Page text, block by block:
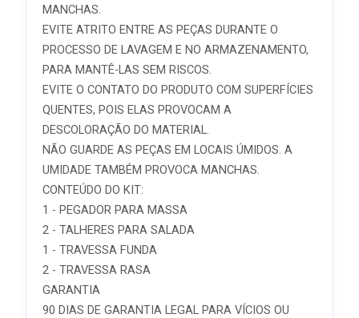
MANCHAS.
EVITE ATRITO ENTRE AS PEÇAS DURANTE O
PROCESSO DE LAVAGEM E NO ARMAZENAMENTO,
PARA MANTÊ-LAS SEM RISCOS.
EVITE O CONTATO DO PRODUTO COM SUPERFÍCIES
QUENTES, POIS ELAS PROVOCAM A
DESCOLORAÇÃO DO MATERIAL.
NÃO GUARDE AS PEÇAS EM LOCAIS ÚMIDOS. A
UMIDADE TAMBÉM PROVOCA MANCHAS.
CONTEÚDO DO KIT:
1 - PEGADOR PARA MASSA
2 - TALHERES PARA SALADA
1 - TRAVESSA FUNDA
2 - TRAVESSA RASA
GARANTIA
90 DIAS DE GARANTIA LEGAL PARA VÍCIOS OU